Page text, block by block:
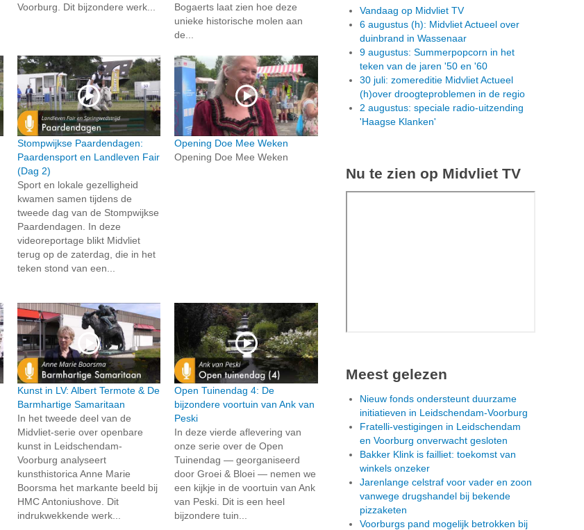
Voorburg. Dit bijzondere werk...
Bogaerts laat zien hoe deze
unieke historische molen aan
de...
Stompwijkse Paardendagen:
Paardensport en Landleven Fair
(Dag 2)
Sport en lokale gezelligheid
kwamen samen tijdens de
tweede dag van de Stompwijkse
Paardendagen. In deze
videoreportage blikt Midvliet
terug op de zaterdag, die in het
teken stond van een...
Opening Doe Mee Weken
Opening Doe Mee Weken
Kunst in LV: Albert Termote & De
Barmhartige Samaritaan
In het tweede deel van de
Midvliet-serie over openbare
kunst in Leidschendam-
Voorburg analyseert
kunsthistorica Anne Marie
Boorsma het markante beeld bij
HMC Antoniushove. Dit
indrukwekkende werk...
Open Tuinendag 4: De
bijzondere voortuin van Ank van
Peski
In deze vierde aflevering van
onze serie over de Open
Tuinendag — georganiseerd
door Groei & Bloei — nemen we
een kijkje in de voortuin van Ank
van Peski. Dit is een heel
bijzondere tuin...
Vandaag op Midvliet TV
6 augustus (h): Midvliet Actueel over
duinbrand in Wassenaar
9 augustus: Summerpopcorn in het
teken van de jaren '50 en '60
30 juli: zomereditie Midvliet Actueel
(h)over droogteproblemen in de regio
2 augustus: speciale radio-uitzending
'Haagse Klanken'
Nu te zien op Midvliet TV
Meest gelezen
Nieuw fonds ondersteunt duurzame
initiatieven in Leidschendam-Voorburg
Fratelli-vestigingen in Leidschendam
en Voorburg onverwacht gesloten
Bakker Klink is failliet: toekomst van
winkels onzeker
Jarenlange celstraf voor vader en zoon
vanwege drugshandel bij bekende
pizzaketen
Voorburgs pand mogelijk betrokken bij